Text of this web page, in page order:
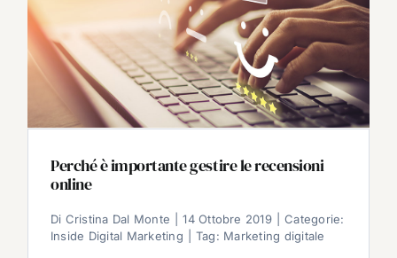
Perché è importante gestire le recensioni
online
Di Cristina Dal Monte 14 Ottobre 2019
Categorie:
Inside Digital Marketing
Tag: Marketing digitale